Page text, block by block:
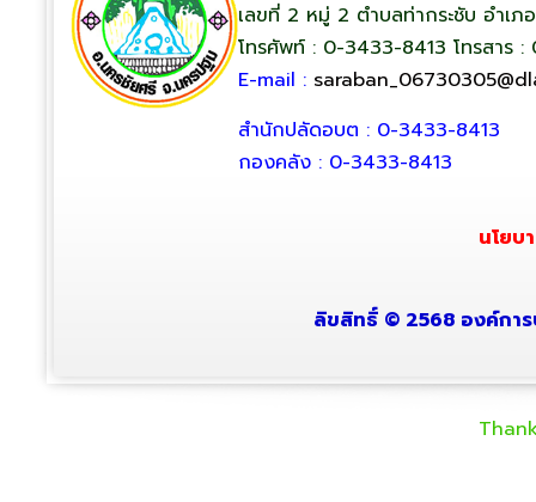
เลขที่ 2 หมู่ 2 ตำบลท่ากระชับ อำเ
โทรศัพท์ : 0-3433-8413 โทรสาร
E-mail :
สำนักปลัดอบต : 0-3433-8413
กองคลัง : 0-3433-8413
นโยบ
ลิขสิทธิ์ © 2568 องค์กา